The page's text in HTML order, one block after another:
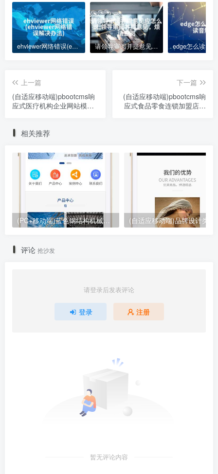
ehviewer网络错误(ehviewer网络错误解决办法) 请领导审阅并提意见应怎么说;领导审阅并提意见，烦请查阅
上一篇
(自适应移动端)pbootcms响
应式医疗机构企业网站模板
下一篇
(自适应移动端)pbootcms响
应式食品零食连锁加盟店网
相关推荐
(PC+移动端)蓝色钢结构机械五金网站pbootcms模板 营销型工程建筑基建网站源码下载
评论 抢沙发
请登录后发表评论
登录 注册
暂无评论内容